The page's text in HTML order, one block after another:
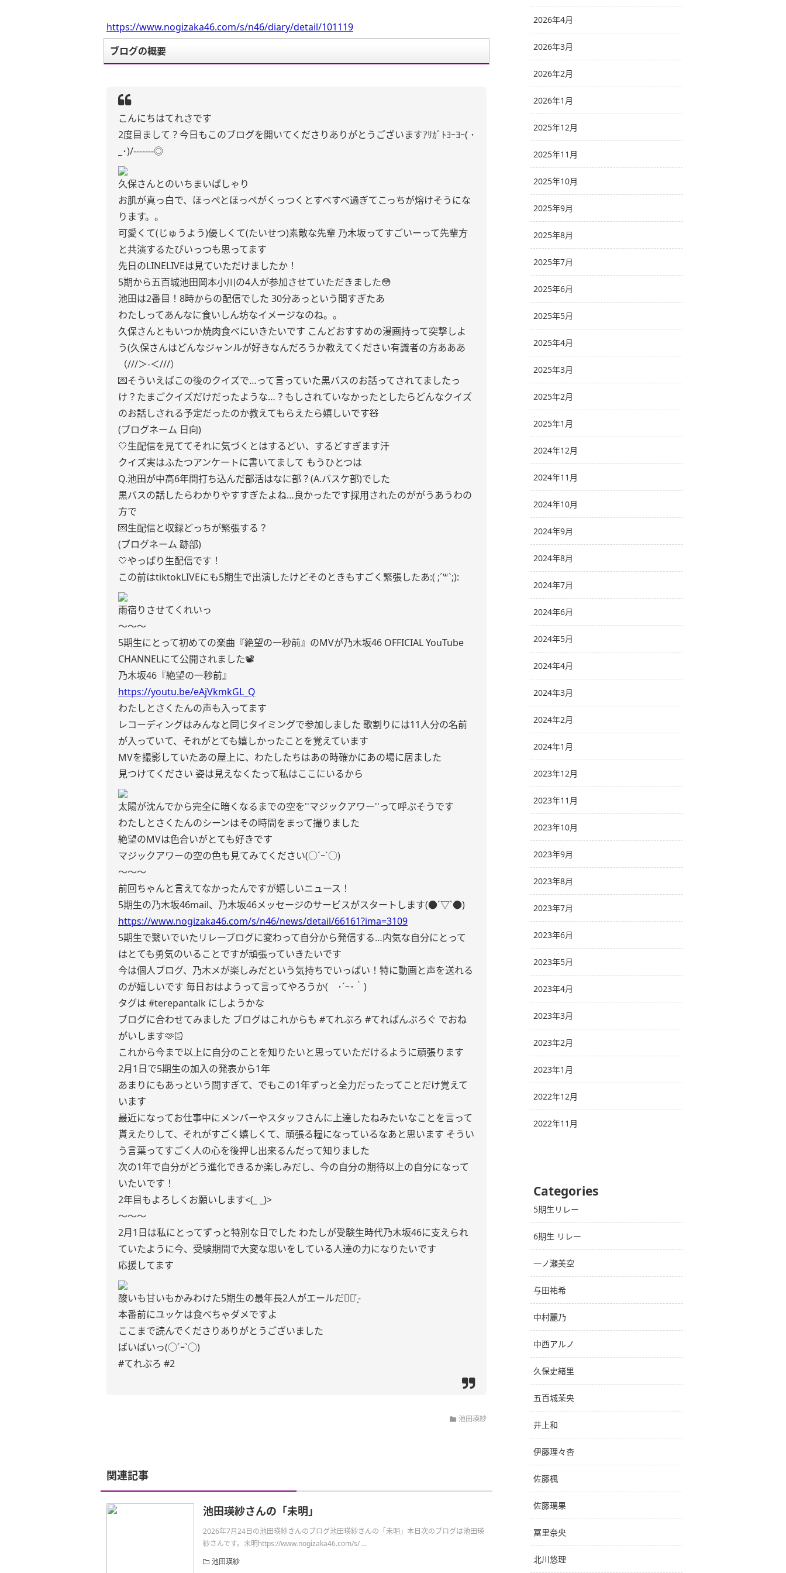
https://www.nogizaka46.com/s/n46/diary/detail/101119
ブログの概要
こんにちはてれさです
2度目まして？今日もこのブログを開いてくださりありがとうございますｱﾘｶﾞﾄﾖｰﾖｰ( ･
_･)/-------◎
久保さんとのいちまいぱしゃり
お肌が真っ白で、ほっぺとほっぺがくっつくとすべすべ過ぎてこっちが熔けそうにな
ります。。
可愛くて(じゅうよう)優しくて(たいせつ)素敵な先輩 乃木坂ってすごいーって先輩方
と共演するたびいっつも思ってます
先日のLINELIVEは見ていただけましたか！
5期から五百城池田岡本小川の4人が参加させていただきました😳
池田は2番目！8時からの配信でした 30分あっという間すぎたあ
わたしってあんなに食いしん坊なイメージなのね。。
久保さんともいつか焼肉食べにいきたいです こんどおすすめの漫画持って突撃しよ
う(久保さんはどんなジャンルが好きなんだろうか教えてください有識者の方あああ
（///＞-＜///）
💌そういえばこの後のクイズで…って言っていた黒バスのお話ってされてましたっ
け？たまごクイズだけだったような…？もしされていなかったとしたらどんなクイズ
のお話しされる予定だったのか教えてもらえたら嬉しいです🧸
(ブログネーム 日向)
🤍生配信を見ててそれに気づくとはするどい、するどすぎます汗
クイズ実はふたつアンケートに書いてまして もうひとつは
Q.池田が中高6年間打ち込んだ部活はなに部？(A.バスケ部)でした
黒バスの話したらわかりやすすぎたよね…良かったです採用されたのががうあうわの
方で
💌生配信と収録どっちが緊張する？
(ブログネーム 跡部)
🤍やっぱり生配信です！
この前はtiktokLIVEにも5期生で出演したけどそのときもすごく緊張したあ:( ;´꒳`;):
雨宿りさせてくれいっ
〜〜〜
5期生にとって初めての楽曲『絶望の一秒前』のMVが乃木坂46 OFFICIAL YouTube
CHANNELにて公開されました📽
乃木坂46『絶望の一秒前』
https://youtu.be/eAjVkmkGL_Q
わたしとさくたんの声も入ってます
レコーディングはみんなと同じタイミングで参加しました 歌割りには11人分の名前
が入っていて、それがとても嬉しかったことを覚えています
MVを撮影していたあの屋上に、わたしたちはあの時確かにあの場に居ました
見つけてください 姿は見えなくたって私はここにいるから
太陽が沈んでから完全に暗くなるまでの空を''マジックアワー''って呼ぶそうです
わたしとさくたんのシーンはその時間をまって撮りました
絶望のMVは色合いがとても好きです
マジックアワーの空の色も見てみてください(○´ｰ`○)
〜〜〜
前回ちゃんと言えてなかったんですが嬉しいニュース！
5期生の乃木坂46mail、乃木坂46メッセージのサービスがスタートします(●︎´▽︎`●︎)
https://www.nogizaka46.com/s/n46/news/detail/66161?ima=3109
5期生で繋いでいたリレーブログに変わって自分から発信する…内気な自分にとって
はとても勇気のいることですが頑張っていきたいです
今は個人ブログ、乃木メが楽しみだという気持ちでいっぱい！特に動画と声を送れる
のが嬉しいです 毎日おはようって言ってやろうか( ･´ｰ･｀)
タグは #terepantalk にしようかな
ブログに合わせてみました ブログはこれからも #てれぶろ #てれぱんぶろぐ でおね
がいします🫶🏻
これから今まで以上に自分のことを知りたいと思っていただけるように頑張ります
2月1日で5期生の加入の発表から1年
あまりにもあっという間すぎて、でもこの1年ずっと全力だったってことだけ覚えて
います
最近になってお仕事中にメンバーやスタッフさんに上達したねみたいなことを言って
貰えたりして、それがすごく嬉しくて、頑張る糧になっているなあと思います そうい
う言葉ってすごく人の心を後押し出来るんだって知りました
次の1年で自分がどう進化できるか楽しみだし、今の自分の期待以上の自分になって
いたいです！
2年目もよろしくお願いします<(_ _)>
〜〜〜
2月1日は私にとってずっと特別な日でした わたしが受験生時代乃木坂46に支えられ
ていたように今、受験期間で大変な思いをしている人達の力になりたいです
応援してます
酸いも甘いもかみわけた5期生の最年長2人がエールだ✊🏻 ̖́-‬
本番前にユッケは食べちゃダメですよ
ここまで読んでくださりありがとうございました
ばいばいっ(○´ｰ`○)
#てれぶろ #2
池田瑛紗
関連記事
池田瑛紗さんの「未明」
2026年7月24日の池田瑛紗さんのブログ池田瑛紗さんの「未明」本日次のブログは池田瑛
紗さんです。未明https://www.nogizaka46.com/s/ ...
池田瑛紗
2026年4月
2026年3月
2026年2月
2026年1月
2025年12月
2025年11月
2025年10月
2025年9月
2025年8月
2025年7月
2025年6月
2025年5月
2025年4月
2025年3月
2025年2月
2025年1月
2024年12月
2024年11月
2024年10月
2024年9月
2024年8月
2024年7月
2024年6月
2024年5月
2024年4月
2024年3月
2024年2月
2024年1月
2023年12月
2023年11月
2023年10月
2023年9月
2023年8月
2023年7月
2023年6月
2023年5月
2023年4月
2023年3月
2023年2月
2023年1月
2022年12月
2022年11月
Categories
5期生リレー
6期生 リレー
一ノ瀬美空
与田祐希
中村麗乃
中西アルノ
久保史緒里
五百城茉央
井上和
伊藤理々杏
佐藤楓
佐藤璃果
冨里奈央
北川悠理